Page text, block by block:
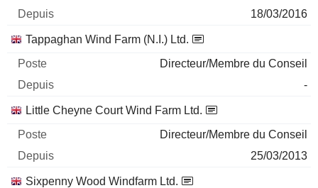
18/03/2016
Tappaghan Wind Farm (N.I.) Ltd.
Directeur/Membre du Conseil
-
Little Cheyne Court Wind Farm Ltd.
Directeur/Membre du Conseil
25/03/2013
Sixpenny Wood Windfarm Ltd.